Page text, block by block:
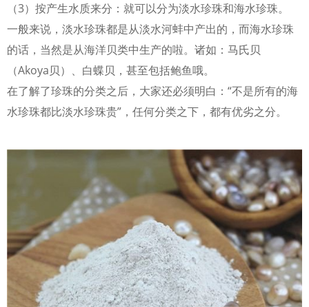
（3）按产生水质来分：就可以分为淡水珍珠和海水珍珠。
一般来说，淡水珍珠都是从淡水河蚌中产出的，而海水珍珠
的话，当然是从海洋贝类中生产的啦。诸如：马氏贝
（Akoya贝）、白蝶贝，甚至包括鲍鱼哦。
在了解了珍珠的分类之后，大家还必须明白：“不是所有的海
水珍珠都比淡水珍珠贵”，任何分类之下，都有优劣之分。